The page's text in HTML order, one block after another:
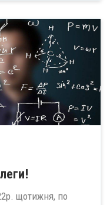
щотижня, по